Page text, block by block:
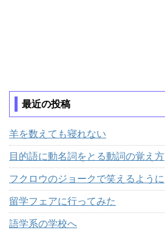
最近の投稿
羊を数えても寝れない
目的語に動名詞をとる動詞の覚え方
フクロウのジョークで笑えるように
留学フェアに行ってみた
語学系の学校へ